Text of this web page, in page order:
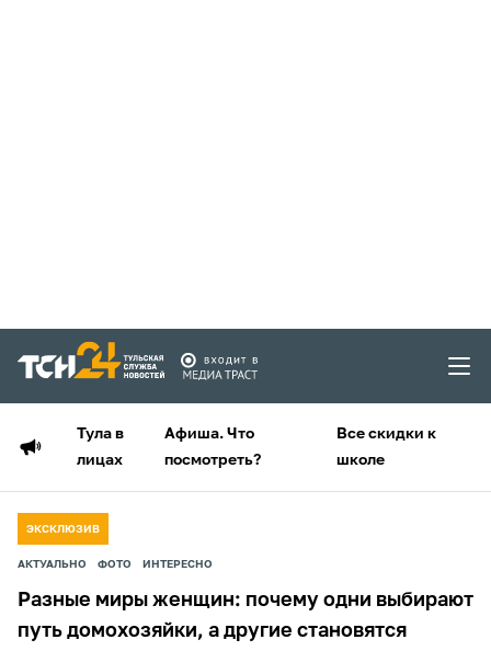
Тула в
лицах
Афиша. Что
посмотреть?
Все скидки к
школе
ЭКСКЛЮЗИВ
АКТУАЛЬНО ФОТО ИНТЕРЕСНО
Разные миры женщин: почему одни выбирают
путь домохозяйки, а другие становятся